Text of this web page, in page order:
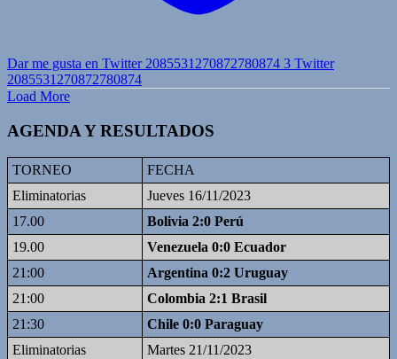
Dar me gusta en Twitter 2085531270872780874 3 Twitter
2085531270872780874
Load More
AGENDA Y RESULTADOS
TORNEO
FECHA
Eliminatorias
Jueves 16/11/2023
17.00
Bolivia 2:0 Perú
19.00
Venezuela 0:0 Ecuador
21:00
Argentina 0:2 Uruguay
21:00
Colombia 2:1 Brasil
21:30
Chile 0:0 Paraguay
Eliminatorias
Martes 21/11/2023